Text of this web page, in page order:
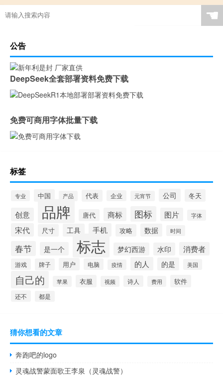
☚
公告
DeepSeek全套部署资料免费下载
免费可商用字体批量下载
标签
专业 中国 产品 代表 企业 元宵节 公司 冬天
创意 品牌 唐代 商标 图标 图片 字体
宋代 尺寸 工具 手机 攻略 数据 时间
春节 是一个 标志 梦幻西游 水印 消费者
游戏 牌子 用户 电脑 疫情 的人 的是 美国
自己的 苹果 衣服 视频 诗人 费用 软件
还不 都是
猜你想看的文章
奔跑吧的logo
灵魂战警蒙面歌王李泉（灵魂战警）